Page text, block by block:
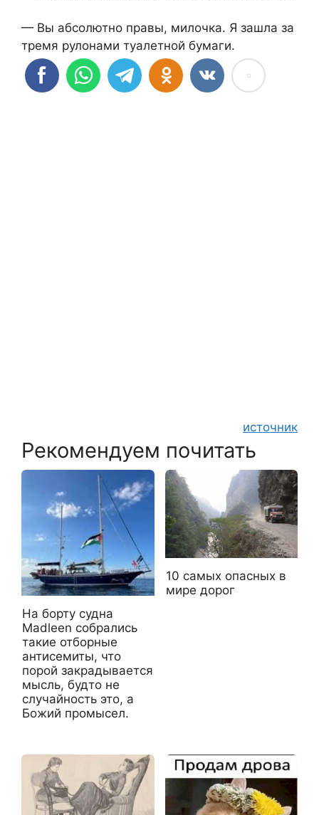
— Вы абсолютно правы, милочка. Я зашла за
тремя рулонами туалетной бумаги.
источник
Рекомендуем почитать
На борту судна
Madleen собрались
такие отборные
антисемиты, что
порой закрадывается
мысль, будто не
случайность это, а
Божий промысел.
10 самых опасных в
мире дорог